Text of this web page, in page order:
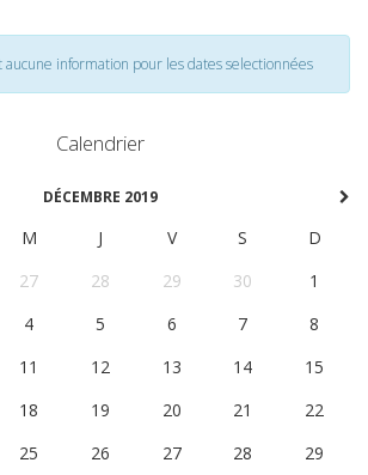
aucune information pour les dates selectionnées
Calendrier
DÉCEMBRE 2019
M J V S
D
27 28 29 30
1
4 5 6 7
8
11 12 13 14
15
18 19 20 21
22
25 26 27 28
29